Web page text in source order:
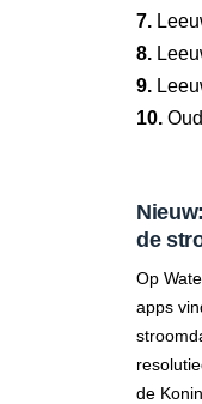
7.
8.
9.
10.
de
Op
apps
de